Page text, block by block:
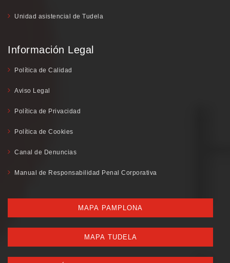
Unidad asistencial de Tudela
Información Legal
Política de Calidad
Aviso Legal
Política de Privacidad
Política de Cookies
Canal de Denuncias
Manual de Responsabilidad Penal Corporativa
MAPA PAMPLONA
MAPA TUDELA